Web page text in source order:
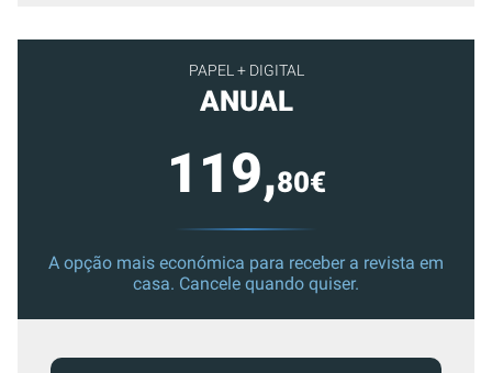
PAPEL + DIGITAL
ANUAL
119,80€
A opção mais económica para receber a revista em
casa. Cancele quando quiser.